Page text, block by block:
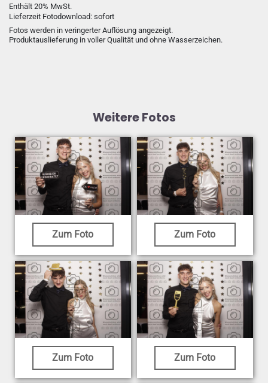
Enthält 20% MwSt.
Lieferzeit Fotodownload: sofort
Fotos werden in veringerter Auflösung angezeigt.
Produktauslieferung in voller Qualität und ohne Wasserzeichen.
Weitere Fotos
Zum Foto Zum Foto
Zum Foto Zum Foto